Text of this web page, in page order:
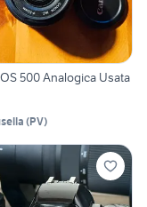
500 Analogica Usata
(PV)